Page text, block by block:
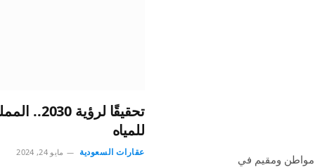
ومقيم في
تحقيقًا
للمياه
عقارات السعودية مايو 24, 2024